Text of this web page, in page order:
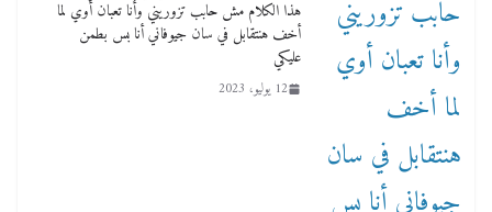
هذا الكلام مش حابب تزوريني وأنا تعبان أوي لما
أخف هنتقابل في سان جيوفاني أنا بس بطمن
عليكي
12 يوليو، 2023